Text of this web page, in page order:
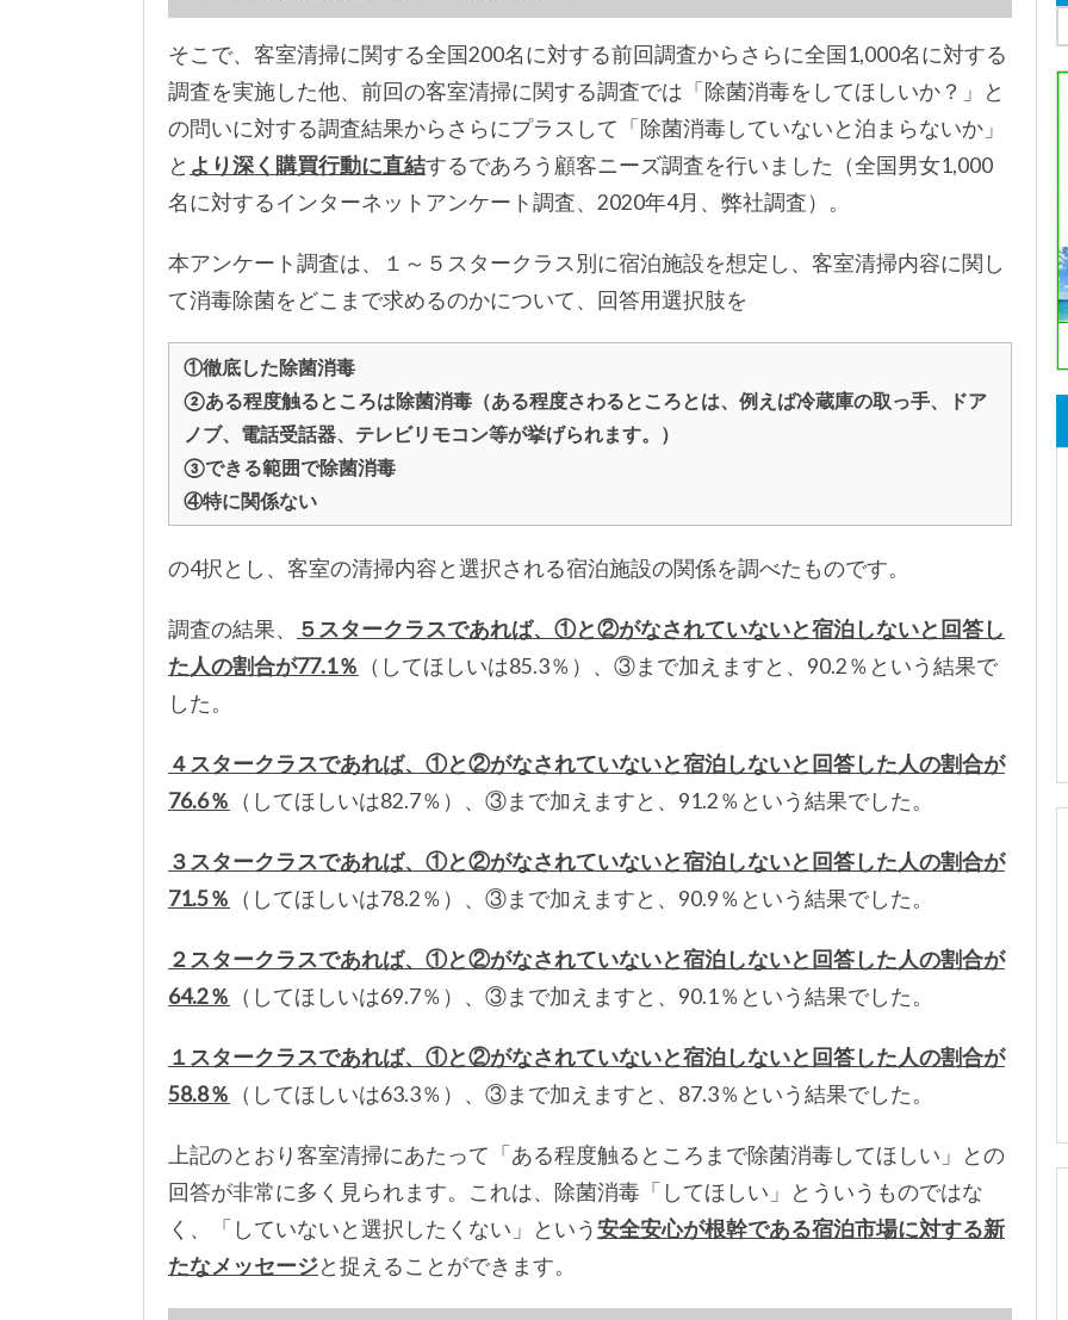
そこで、客室清掃に関する全国200名に対する前回調査からさらに全国1,000名に対する
調査を実施した他、前回の客室清掃に関する調査では「除菌消毒をしてほしいか？」と
の問いに対する調査結果からさらにプラスして「除菌消毒していないと泊まらないか」
と より深く購買行動に直結するであろう顧客ニーズ調査を行いました（全国男女1,000
名に対するインターネットアンケート調査、2020年4月、弊社調査）。
本アンケート調査は、１～５スタークラス別に宿泊施設を想定し、客室清掃内容に関し
て消毒除菌をどこまで求めるのかについて、回答用選択肢を
①徹底した除菌消毒
②ある程度触るところは除菌消毒（ある程度さわるところとは、例えば冷蔵庫の取っ手、ドア
ノブ、電話受話器、テレビリモコン等が挙げられます。）
③できる範囲で除菌消毒
④特に関係ない
の4択とし、客室の清掃内容と選択される宿泊施設の関係を調べたものです。
調査の結果、
５スタークラスであれば、①と②がなされていないと宿泊しないと回答し
た人の割合が77.1％ （してほしいは85.3％）、③まで加えますと、90.2％という結果で
した。
４スタークラスであれば、①と②がなされていないと宿泊しないと回答した人の割合が
76.6％ （してほしいは82.7％）、③まで加えますと、91.2％という結果でした。
３スタークラスであれば、①と②がなされていないと宿泊しないと回答した人の割合が
71.5％ （してほしいは78.2％）、③まで加えますと、90.9％という結果でした。
２スタークラスであれば、①と②がなされていないと宿泊しないと回答した人の割合が
64.2％ （してほしいは69.7％）、③まで加えますと、90.1％という結果でした。
１スタークラスであれば、①と②がなされていないと宿泊しないと回答した人の割合が
58.8％ （してほしいは63.3％）、③まで加えますと、87.3％という結果でした。
上記のとおり客室清掃にあたって「ある程度触るところまで除菌消毒してほしい」との
回答が非常に多く見られます。これは、除菌消毒「してほしい」とういうものではな
く、「していないと選択したくない」という安全安心が根幹である宿泊市場に対する新
たなメッセージと捉えることができます。